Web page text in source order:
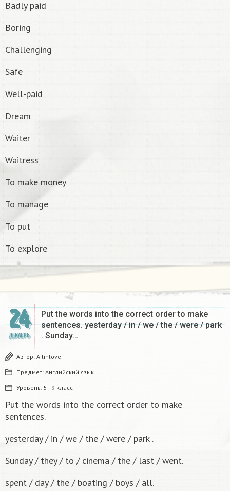
Badly paid
Boring
Challenging
Safe
Well-paid
Dream
Waiter
Waitress
To make money
To manage
To put
To explore
24
ДЕКАБРЬ
Put the words into the correct order to make
sentences. yesterday / in / we / the / were / park
. Sunday…
Автор: Ailinlove
Предмет: Английский язык
Уровень: 5 - 9 класс
Put the words into the correct order to make
sentences.
yesterday / in / we / the / were / park .
Sunday / they / to / cinema / the / last / went.
spent / day / the / boating / boys / all.